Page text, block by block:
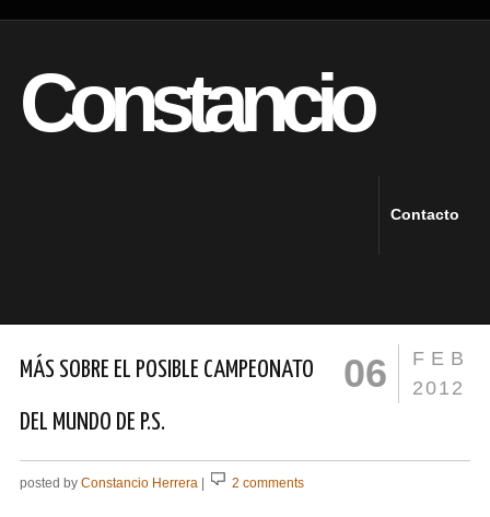
Constancio
Contacto
MÁS SOBRE EL POSIBLE CAMPEONATO
DEL MUNDO DE P.S.
FEB
2012
06
posted by Constancio Herrera | 2 comments